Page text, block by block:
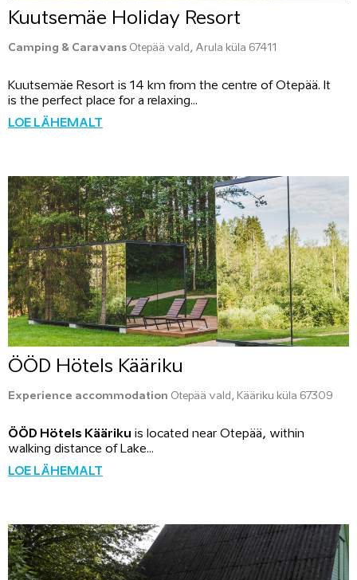
Kuutsemäe Holiday Resort
Camping & Caravans Otepää vald, Arula küla 67411
Kuutsemäe Resort is 14 km from the centre of Otepää. It
is the perfect place for a relaxing...
LOE LÄHEMALT
ÖÖD Hötels Kääriku
Experience accommodation Otepää vald, Kääriku küla 67309
ÖÖD Hötels Kääriku is located near Otepää, within
walking distance of Lake...
LOE LÄHEMALT